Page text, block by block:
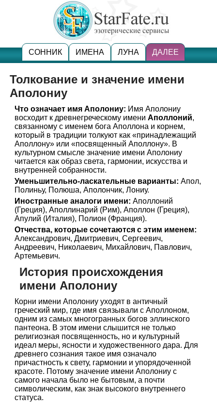
СОННИК ИМЕНА ЛУНА ДАЛЕЕ
Толкование и значение имени
Аполониу
Что означает имя Аполониу: Имя Аполониу
восходит к древнегреческому имени Аполлоний,
связанному с именем бога Аполлона и корнем,
который в традиции толкуют как «принадлежащий
Аполлону» или «посвященный Аполлону». В
культурном смысле значение имени Аполониу
читается как образ света, гармонии, искусства и
внутренней собранности.
Уменьшительно-ласкательные варианты: Апол,
Полиньу, Полюша, Аполончик, Лониу.
Иностранные аналоги имени: Аполлоний
(Греция), Аполлинарий (Рим), Аполлон (Греция),
Апулий (Италия), Полион (Франция).
Отчества, которые сочетаются с этим именем:
Александрович, Дмитриевич, Сергеевич,
Андреевич, Николаевич, Михайлович, Павлович,
Артемьевич.
История происхождения
имени Аполониу
Корни имени Аполониу уходят в античный
греческий мир, где имя связывали с Аполлоном,
одним из самых многогранных богов эллинского
пантеона. В этом имени слышится не только
религиозная посвященность, но и культурный
идеал меры, ясности и художественного дара. Для
древнего сознания такое имя означало
причастность к свету, гармонии и упорядоченной
красоте. Потому значение имени Аполониу с
самого начала было не бытовым, а почти
символическим, как знак высокого внутреннего
статуса.